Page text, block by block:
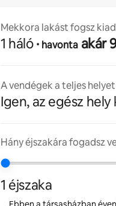
Mekkora lakást fogsz
1 háló· havonta akár
A vendégek a teljes
Igen, az egész hely
Hány éjszakára fogadsz
1 éjszaka